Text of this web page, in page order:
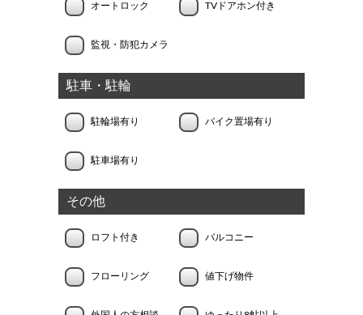
オートロック TVドアホン付き
監視・防犯カメラ
駐車・駐輪
駐輪場有り バイク置場有り
駐車場有り
その他
ロフト付き バルコニー
フローリング 値下げ物件